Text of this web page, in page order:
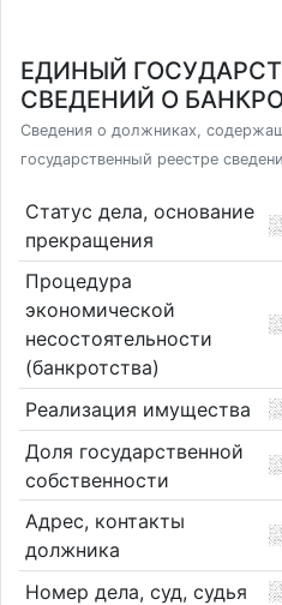
ЕДИНЫЙ
СВЕДЕНИЙ О
Сведения о должниках,
государственный реестре
Статус дела, основание
прекращения
Процедура
экономической
несостоятельности
(банкротства)
Реализация имущества
Доля государственной
собственности
Адрес, контакты
должника
Номер дела, суд, судья